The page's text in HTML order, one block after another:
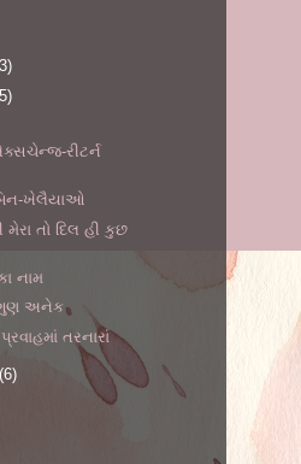
રીટર્ન
ખેલૈયાઓ
મેરા તો દિલ હી કુછ
નામ
અનેક
તરનારાં
(6)